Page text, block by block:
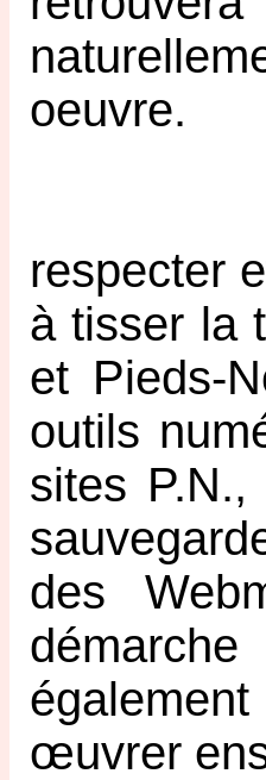
oeuvre.
Je
respecter
à tisser la
et Pieds-
outils
sites
des
œuvrer